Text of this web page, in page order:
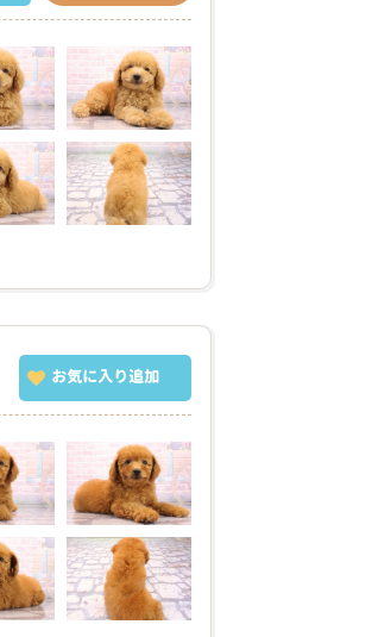
お気に入り追加